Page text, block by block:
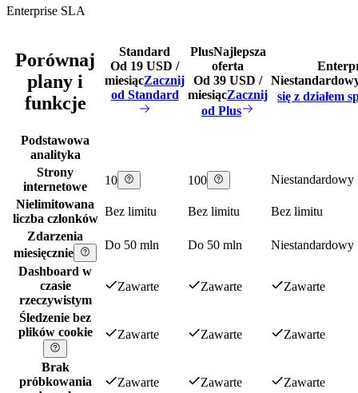
Enterprise SLA
Porównaj
plany i
funkcje
Standard
Od 19 USD /
miesiącZacznij
od Standard
PlusNajlepsza
oferta
Od 39 USD /
miesiącZacznij
od Plus
się z działem
Podstawowa
analityka
Strony
internetowe
10 100
Niestandardowy
Nielimitowana
liczba członków
Bez limitu Bez limitu
Bez limitu
Zdarzenia
miesięcznie
Do 50 mln Do 50 mln
Niestandardowy
Dashboard w
czasie
rzeczywistym
Zawarte Zawarte Zawarte
Śledzenie bez
plików cookie
Zawarte Zawarte Zawarte
Brak
próbkowania
Zawarte Zawarte Zawarte